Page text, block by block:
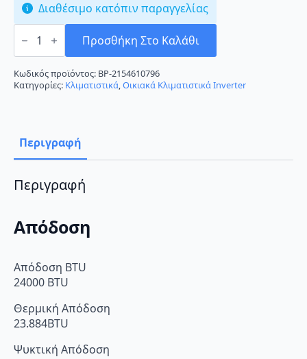
Διαθέσιμο κατόπιν παραγγελίας
Gree
Change
241-
EI/JCDA-
N2
Κλιματιστικό
A+/A++
με
Ιονιστή
Προσθήκη Στο Καλάθι
Κωδικός προϊόντος: BP-2154610796
Κατηγορίες: Κλιματιστικά,Οικιακά Κλιματιστικά Inverter
Περιγραφή
Περιγραφή
Απόδοση
Απόδοση BTU
24000 BTU
Θερμική Απόδοση
23.884BTU
Ψυκτική Απόδοση